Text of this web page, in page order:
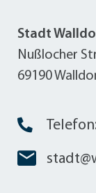
Stadt
Nußlocher
69190